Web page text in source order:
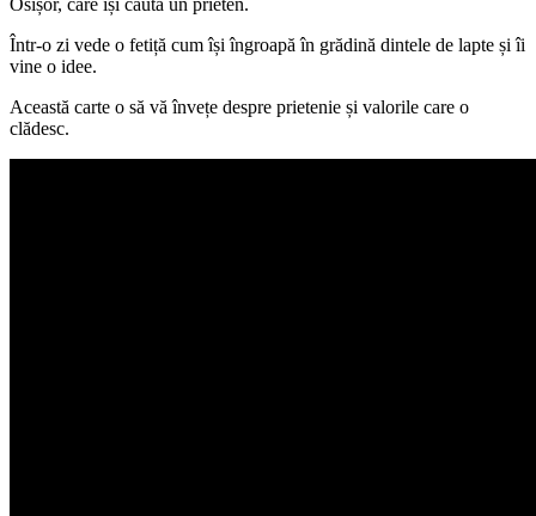
Osișor, care își caută un prieten.
Într-o zi vede o fetiță cum își îngroapă în grădină dintele de lapte și îi
vine o idee.
Această carte o să vă învețe despre prietenie și valorile care o
clădesc.